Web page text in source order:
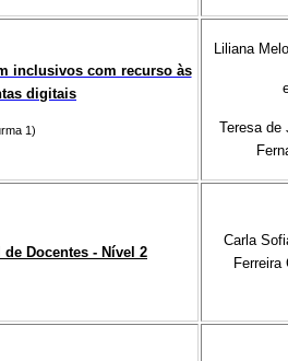
inclusivos com recurso às
digitais
1)
Liliana
Teresa de
Docentes - Nível 2
Carla
Ferreira